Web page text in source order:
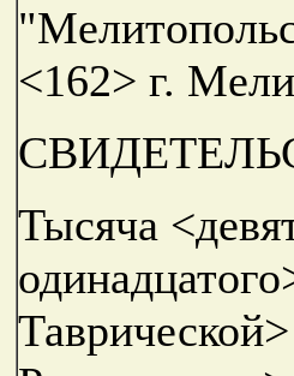
<162> г.
Тысяча